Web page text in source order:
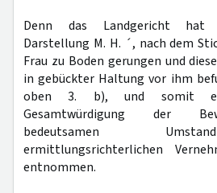
Denn das Landgericht hat
Darstellung M. H. ´, nach dem
Frau zu Boden gerungen und
in gebückter Haltung vor ihm
oben 3. b), und somit
Gesamtwürdigung der
bedeutsamen
ermittlungsrichterlichen
entnommen.